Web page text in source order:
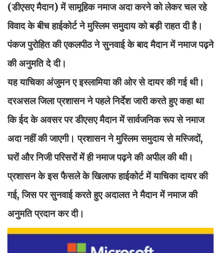
(डीएसए मैदान) में सामूहिक नमाज अदा करने को लेकर चल रहे
विवाद के बीच हाईकोर्ट ने मुस्लिम समुदाय को बड़ी राहत दी है।
पंकज पुरोहित की एकलपीठ ने सुनवाई के बाद मैदान में नमाज पढ़ने
की अनुमति दे दी।
यह याचिका अंजुमन ए इस्लामिया की ओर से दायर की गई थी।
दरअसल जिला प्रशासन ने पहले निर्देश जारी करते हुए कहा था
कि ईद के अवसर पर डीएसए मैदान में सार्वजनिक रूप से नमाज
अदा नहीं की जाएगी। प्रशासन ने मुस्लिम समुदाय से मस्जिदों,
घरों और निजी परिसरों में ही नमाज पढ़ने की अपील की थी।
प्रशासन के इस फैसले के खिलाफ हाईकोर्ट में याचिका दायर की
गई, जिस पर सुनवाई करते हुए अदालत ने मैदान में नमाज की
अनुमति प्रदान कर दी।